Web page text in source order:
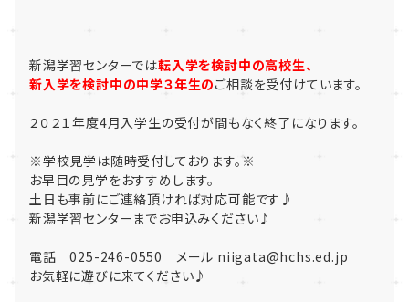
新潟学習センターでは転入学を検討中の高校生、
新入学を検討中の中学３年生のご相談を受付けています。
２０２１年度4月入学生の受付が間もなく終了になります。
※学校見学は随時受付しております。※
お早目の見学をおすすめします。
土日も事前にご連絡頂ければ対応可能です♪
新潟学習センターまでお申込みください♪
電話 025-246-0550 メール niigata@hchs.ed.jp
お気軽に遊びに来てください♪